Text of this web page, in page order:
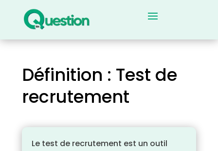
Définition : Test de
recrutement
Le test de recrutement est un outil